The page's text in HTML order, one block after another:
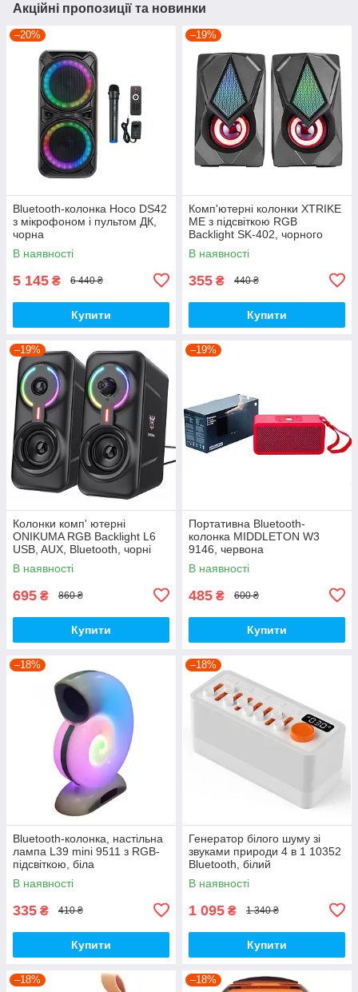
Акційні пропозиції та новинки
–20%
Bluetooth-колонка Hoco DS42
з мікрофоном і пультом ДК,
чорна
В наявності
5 145 ₴ 6 440 ₴
Купити
–19%
Комп'ютерні колонки XTRIKE
ME з підсвіткою RGB
Backlight SK-402, чорного
кольору.
В наявності
355 ₴ 440 ₴
Купити
–19%
Колонки комп' ютерні
ONIKUMA RGB Backlight L6
USB, AUX, Bluetooth, чорні
В наявності
695 ₴ 860 ₴
Купити
–19%
Портативна Bluetooth-
колонка MIDDLETON W3
9146, червона
В наявності
485 ₴ 600 ₴
Купити
–18%
Bluetooth-колонка, настільна
лампа L39 mini 9511 з RGB-
підсвіткою, біла
В наявності
335 ₴ 410 ₴
Купити
–18%
Генератор білого шуму зі
звуками природи 4 в 1 10352
Bluetooth, білий
В наявності
1 095 ₴ 1 340 ₴
Купити
–18% –18%